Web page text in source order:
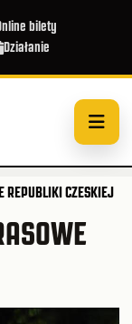
bilety
Działanie
REPUBLIKI CZESKIEJ